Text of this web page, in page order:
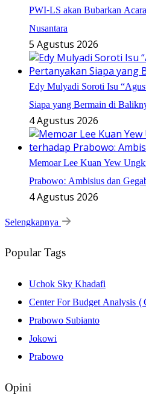
PWI-LS akan Bubarkan
Nusantara
5 Agustus 2026
Edy Mulyadi Soroti Isu
Siapa yang Bermain di
4 Agustus 2026
Memoar Lee Kuan Yew
Prabowo: Ambisius dan
4 Agustus 2026
Selengkapnya
Popular Tags
Uchok Sky Khadafi
Center For Budget Analysis
Prabowo Subianto
Jokowi
Prabowo
Opini